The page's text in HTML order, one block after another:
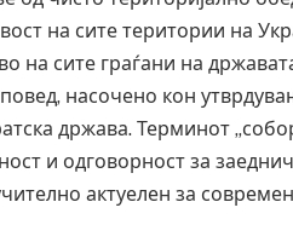
на сите територии на
на сите граѓани на
насочено кон
држава. Терминот
и одговорност за
актуелен за